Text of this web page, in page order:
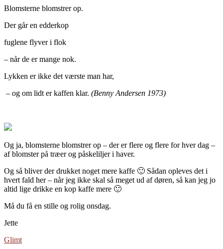
Blomsterne blomstrer op.
Der går en edderkop
fuglene flyver i flok
– når de er mange nok.
Lykken er ikke det værste man har,
– og om lidt er kaffen klar. (Benny Andersen 1973)
Og ja, blomsterne blomstrer op – der er flere og flere for hver dag –
af blomster på træer og påskeliljer i haver.
Og så bliver der drukket noget mere kaffe 🙂 Sådan opleves det i
hvert fald her – når jeg ikke skal så meget ud af døren, så kan jeg jo
altid lige drikke en kop kaffe mere 🙂
Må du få en stille og rolig onsdag.
Jette
Glimt